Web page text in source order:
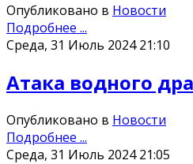
Опубликовано в Новости
Подробнее ...
Среда, 31 Июль 2024 21:10
Атака водного
Опубликовано в Новости
Подробнее ...
Среда, 31 Июль 2024 21:05